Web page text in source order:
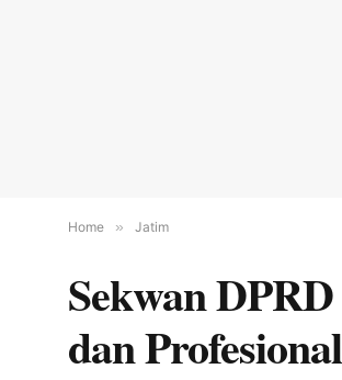
Home » Jatim
Sekwan
dan